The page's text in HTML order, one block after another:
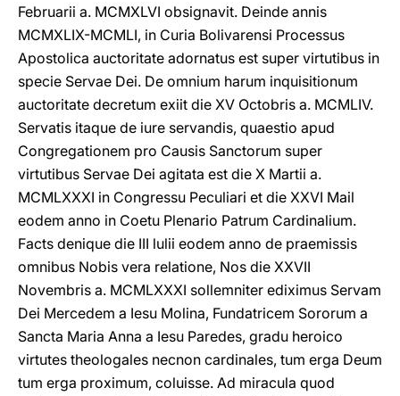
Februarii a. MCMXLVI obsignavit. Deinde annis
MCMXLIX-MCMLI, in Curia Bolivarensi Processus
Apostolica auctoritate adornatus est super virtutibus in
specie Servae Dei. De omnium harum inquisitionum
auctoritate decretum exiit die XV Octobris a. MCMLIV.
Servatis itaque de iure servandis, quaestio apud
Congregationem pro Causis Sanctorum super
virtutibus Servae Dei agitata est die X Martii a.
MCMLXXXI in Congressu Peculiari et die XXVI Mail
eodem anno in Coetu Plenario Patrum Cardinalium.
Facts denique die III lulii eodem anno de praemissis
omnibus Nobis vera relatione, Nos die XXVII
Novembris a. MCMLXXXI sollemniter ediximus Servam
Dei Mercedem a Iesu Molina, Fundatricem Sororum a
Sancta Maria Anna a Iesu Paredes, gradu heroico
virtutes theologales necnon cardinales, tum erga Deum
tum erga proximum, coluisse. Ad miracula quod